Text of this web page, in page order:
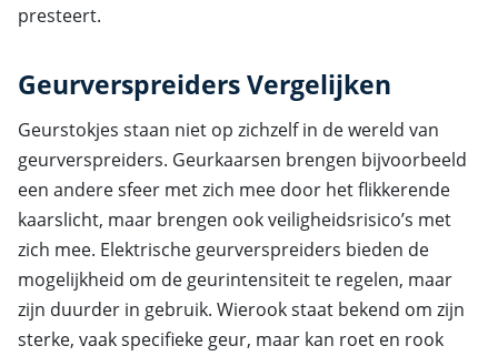
presteert.
Geurverspreiders Vergelijken
Geurstokjes staan niet op zichzelf in de wereld van
geurverspreiders. Geurkaarsen brengen bijvoorbeeld
een andere sfeer met zich mee door het flikkerende
kaarslicht, maar brengen ook veiligheidsrisico’s met
zich mee. Elektrische geurverspreiders bieden de
mogelijkheid om de geurintensiteit te regelen, maar
zijn duurder in gebruik. Wierook staat bekend om zijn
sterke, vaak specifieke geur, maar kan roet en rook